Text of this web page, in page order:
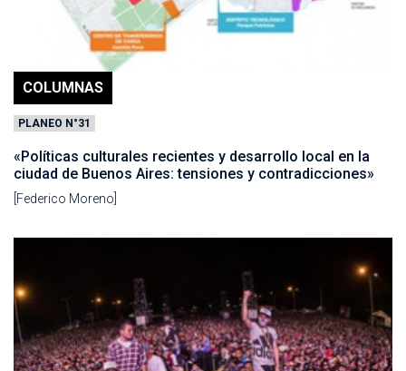
COLUMNAS
PLANEO N°31
«Políticas culturales recientes y desarrollo local en la
ciudad de Buenos Aires: tensiones y contradicciones»
[Federico Moreno]